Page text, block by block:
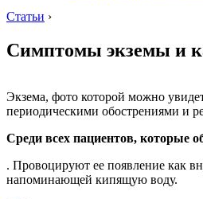
Статьи ›
Симптомы экземы и
Экзема, фото которой можно
периодическими обострениями и
Среди всех пациентов, которые
. Провоцируют ее появление как
напоминающей кипящую воду.